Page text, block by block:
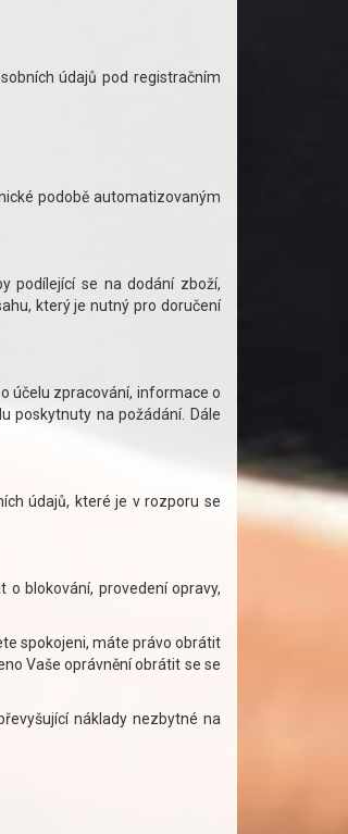
údajů pod registračním
podobě automatizovaným
podílející se na dodání zboží,
který je nutný pro doručení
účelu zpracování, informace o
poskytnuty na požádání. Dále
údajů, které je v rozporu se
blokování, provedení opravy,
spokojeni, máte právo obrátit
Vaše oprávnění obrátit se se
náklady nezbytné na